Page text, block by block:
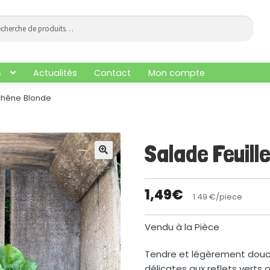
Actualités Contact Mon compte
Blonde
🔍 Salade
1,49€ 1.49 €/piece
Vendu à la Pièce
Tendre et légèrement